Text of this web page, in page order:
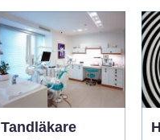
Tandläkare